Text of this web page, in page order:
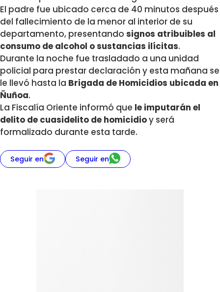
El padre fue ubicado cerca de 40 minutos después
del fallecimiento de la menor al interior de su
departamento, presentando signos atribuibles al
consumo de alcohol o sustancias ilícitas.
Durante la noche fue trasladado a una unidad
policial para prestar declaración y esta mañana se
le llevó hasta la Brigada de Homicidios ubicada en
Ñuñoa.
La Fiscalía Oriente informó que le imputarán el
delito de cuasidelito de homicidioy será
formalizado durante esta tarde.
Seguir en Seguir en